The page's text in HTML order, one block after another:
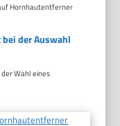
Hornhautentferner
der Auswahl
Wahl eines